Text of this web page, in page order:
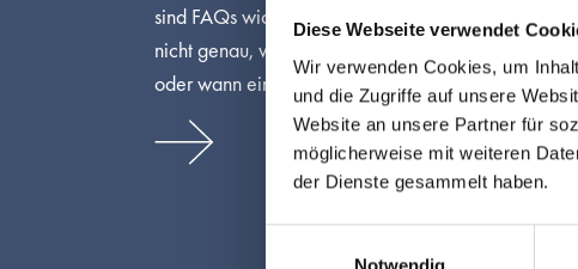
Diese Webseite verwendet
Wir verwenden Cookies, um
und die Zugriffe auf unsere
Website an unsere Partner für
möglicherweise mit weiteren
der Dienste gesammelt haben.
sind FAQs wichtig? Viele Menschen wissen
nicht genau, wie sie ihre Zähne optimal pflegen
oder wann ein Besuch […]